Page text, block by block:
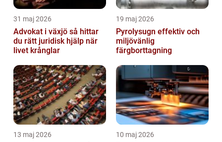
31 maj 2026
Advokat i växjö så hittar
du rätt juridisk hjälp när
livet krånglar
19 maj 2026
Pyrolysugn effektiv och
miljövänlig
färgborttagning
13 maj 2026 10 maj 2026